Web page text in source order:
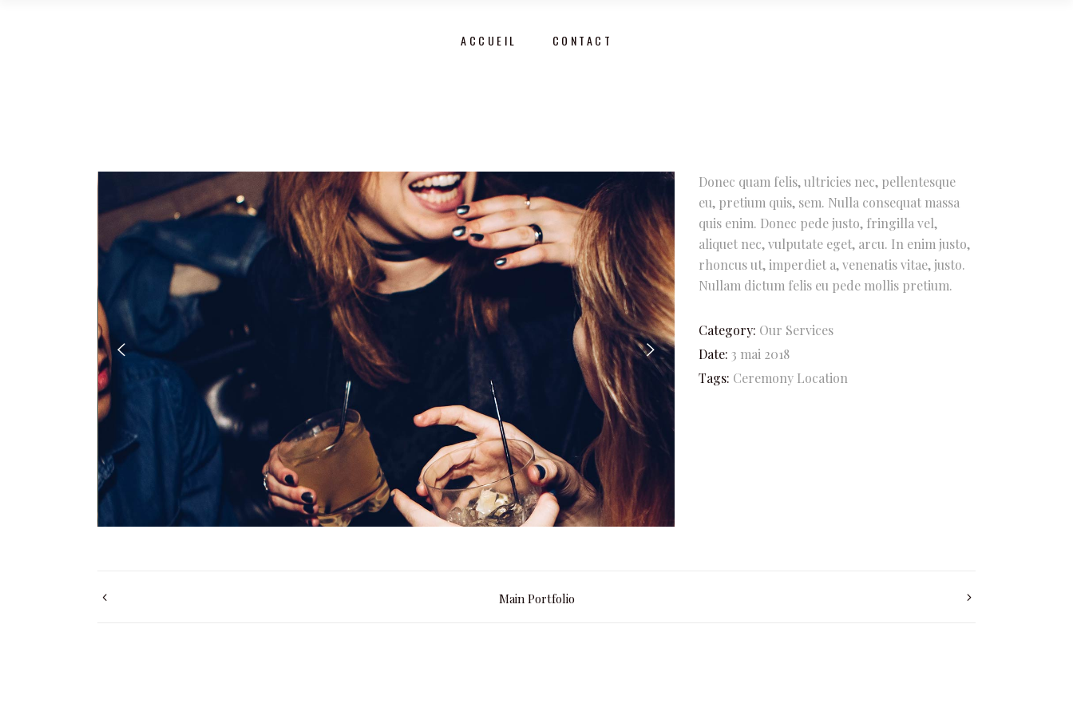
ACCUEIL CONTACT
Donec quam felis, ultricies nec, pellentesque
eu, pretium quis, sem. Nulla consequat massa
quis enim. Donec pede justo, fringilla vel,
aliquet nec, vulputate eget, arcu. In enim justo,
rhoncus ut, imperdiet a, venenatis vitae, justo.
Nullam dictum felis eu pede mollis pretium.
Category: Our Services
Date: 3 mai 2018
Tags: Ceremony Location
Main Portfolio